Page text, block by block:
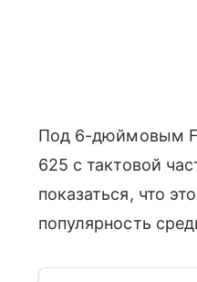
Под 6-дюймовым
625 с тактовой
показаться, что
популярность